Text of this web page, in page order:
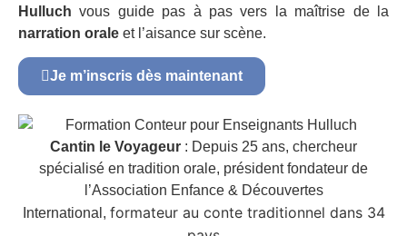
Hulluch vous guide pas à pas vers la maîtrise de la
narration orale et l’aisance sur scène.
Je m’inscris dès maintenant
Cantin le Voyageur : Depuis 25 ans, chercheur
spécialisé en tradition orale, président fondateur de
l’Association Enfance & Découvertes
International, formateur au conte traditionnel dans 34